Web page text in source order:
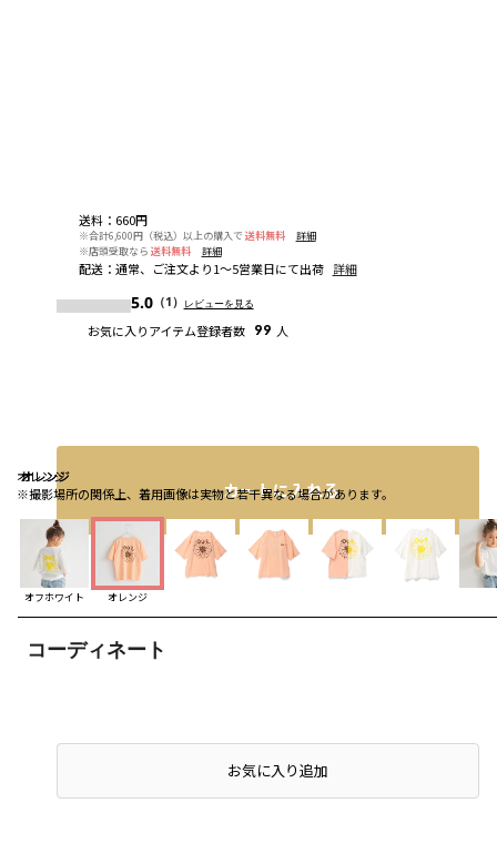
オレンジ
※撮影場所の関係上、着用画像は実物と若干異なる場合があります。
オレンジ
オレンジ
オフホワイト オレンジ
コーディネート
送料： 660円
※合計6,600円（税込）以上の購入で 送料無料
詳細
※店頭受取なら 送料無料 詳細
配送： 通常、ご注文より1～5営業日にて出荷 詳細
5.0（1） レビューを見る
お気に入りアイテム登録者数 99 人
カートに入れる
店頭在庫を確認するお気に入り追加